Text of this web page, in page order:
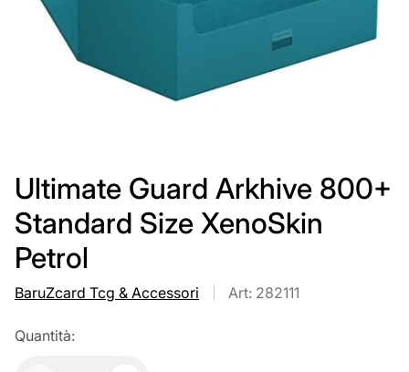
Ultimate Guard Arkhive 800+
Standard Size XenoSkin
Petrol
BaruZcard Tcg & Accessori Art: 282111
Quantità: